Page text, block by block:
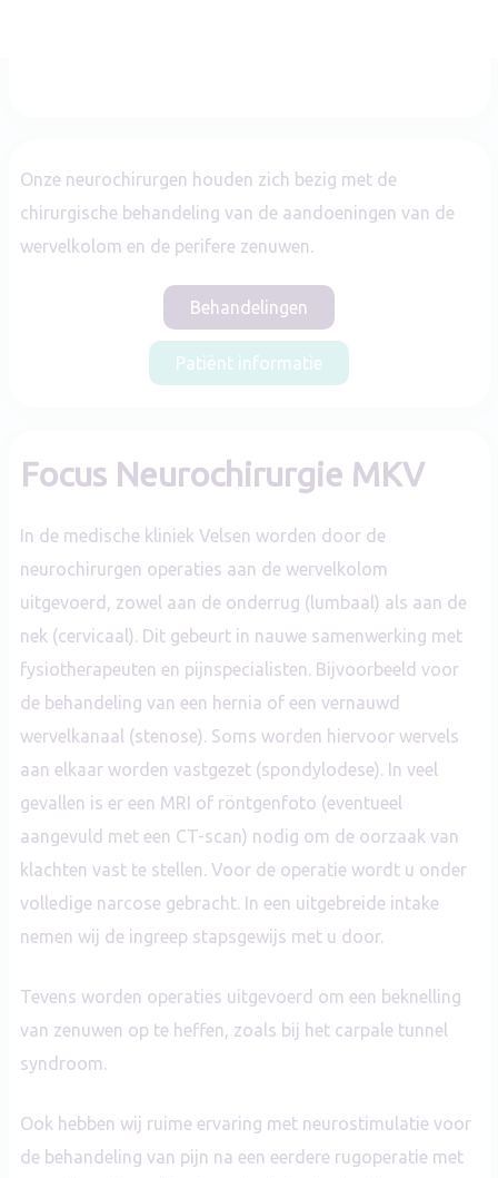
Onze neurochirurgen houden zich bezig met de
chirurgische behandeling van de aandoeningen van de
wervelkolom en de perifere zenuwen.
Behandelingen
Patiënt informatie
Focus Neurochirurgie MKV
In de medische kliniek Velsen worden door de
neurochirurgen operaties aan de wervelkolom
uitgevoerd, zowel aan de onderrug (lumbaal) als aan de
nek (cervicaal). Dit gebeurt in nauwe samenwerking met
fysiotherapeuten en pijnspecialisten. Bijvoorbeeld voor
de behandeling van een hernia of een vernauwd
wervelkanaal (stenose). Soms worden hiervoor wervels
aan elkaar worden vastgezet (spondylodese). In veel
gevallen is er een MRI of röntgenfoto (eventueel
aangevuld met een CT-scan) nodig om de oorzaak van
klachten vast te stellen. Voor de operatie wordt u onder
volledige narcose gebracht. In een uitgebreide intake
nemen wij de ingreep stapsgewijs met u door.
Tevens worden operaties uitgevoerd om een beknelling
van zenuwen op te heffen, zoals bij het carpale tunnel
syndroom.
Ook hebben wij ruime ervaring met neurostimulatie voor
de behandeling van pijn na een eerdere rugoperatie met